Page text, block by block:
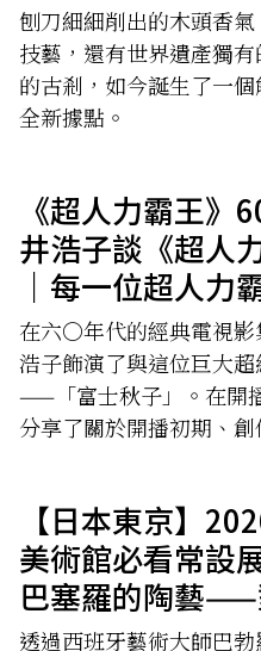
刨刀細細削出的木頭香
技藝，還有世界遺產獨
的古剎，如今誕生了一
全新據點。
《超人力霸王
井浩子談《超人
｜每一位超人力
位「超人女英雄
在六〇年代的經典電視
浩子飾演了與這位巨大
——「富士秋子」。在開
分享了關於開播初期、
【日本東京】
美術館必看常設
巴塞羅的陶藝
——」
透過西班牙藝術大師巴